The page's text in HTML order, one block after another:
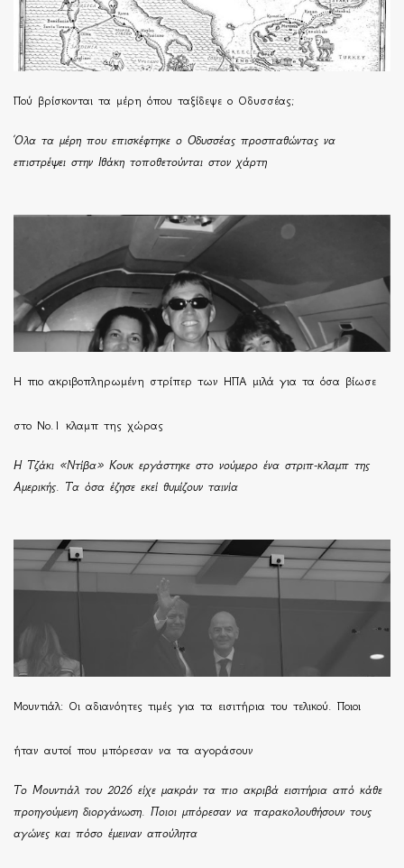
Πού βρίσκονται τα μέρη όπου ταξίδεψε ο Οδυσσέας;
Όλα τα μέρη που επισκέφτηκε ο Οδυσσέας προσπαθώντας να
επιστρέψει στην Ιθάκη τοποθετούνται στον χάρτη
H πιο ακριβοπληρωμένη στρίπερ των ΗΠΑ μιλά για τα όσα βίωσε
στο Νο.1 κλαμπ της χώρας
Η Τζάκι «Ντίβα» Κουκ εργάστηκε στο νούμερο ένα στριπ-κλαμπ της
Αμερικής. Τα όσα έζησε εκεί θυμίζουν ταινία
Μουντιάλ: Οι αδιανόητες τιμές για τα εισιτήρια του τελικού. Ποιοι
ήταν αυτοί που μπόρεσαν να τα αγοράσουν
Το Μουντιάλ του 2026 είχε μακράν τα πιο ακριβά εισιτήρια από κάθε
προηγούμενη διοργάνωση. Ποιοι μπόρεσαν να παρακολουθήσουν τους
αγώνες και πόσο έμειναν απούλητα